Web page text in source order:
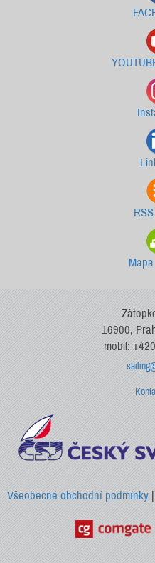
16900,
mobil:
Všeobecné obchodní podmínky|